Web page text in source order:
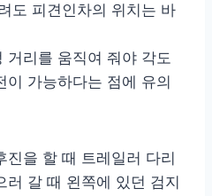
도 피견인차의 위치는 바
거리를 움직여 줘야 각도
이 가능하다는 점에 유의
진을 할 때 트레일러 다리
러 갈 때 왼쪽에 있던 검지